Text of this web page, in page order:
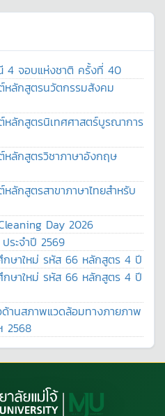
4 จอบแห่งชาติ ครั้งที่ 40
ต์หลักสูตรนวัตกรรมสังคม
ต์หลักสูตรนิเทศศาสตร์บูรณาการ
หลักสูตรวิชาภาษาอังกฤษ
หลักสูตรสาขาภาษาไทยสำหรับ
Day 2026
ระจำปี 2569
ษาใหม่ รหัส 66 หลักสูตร 4 ปี
ษาใหม่ รหัส 66 หลักสูตร 4 ปี
านสภาพแวดล้อมทางภายภาพ
2568